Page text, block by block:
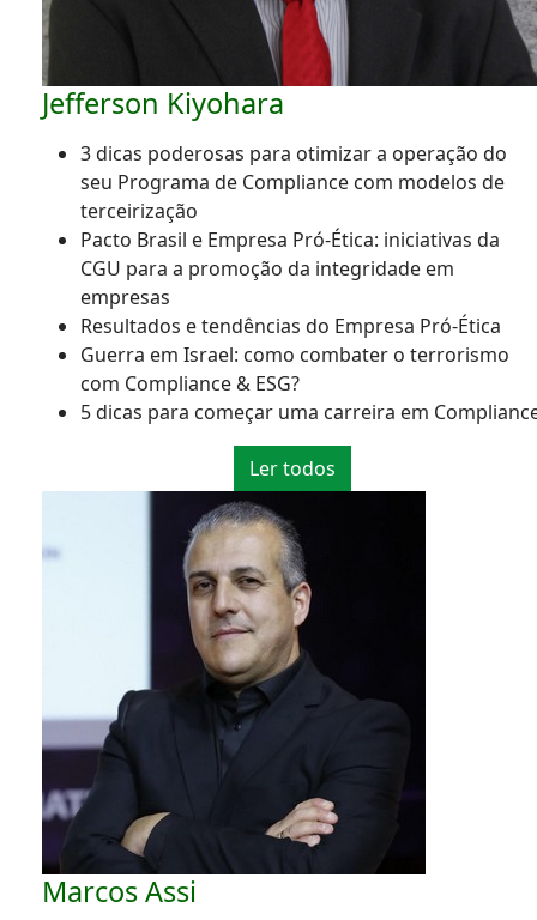
Jefferson Kiyohara
3 dicas poderosas para otimizar a operação do
seu Programa de Compliance com modelos de
terceirização
Pacto Brasil e Empresa Pró-Ética: iniciativas da
CGU para a promoção da integridade em
empresas
Resultados e tendências do Empresa Pró-Ética
Guerra em Israel: como combater o terrorismo
com Compliance & ESG?
5 dicas para começar uma carreira em
Ler todos
Marcos Assi